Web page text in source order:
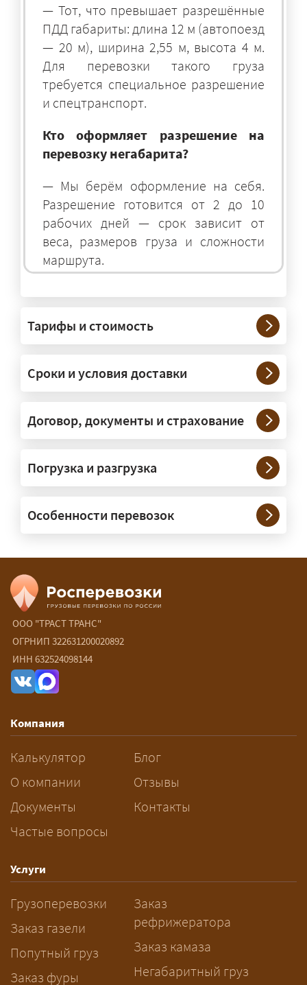
— Тот, что превышает разрешённые
ПДД габариты: длина 12 м (автопоезд
— 20 м), ширина 2,55 м, высота 4 м.
Для перевозки такого груза
требуется специальное разрешение
и спецтранспорт.
Кто оформляет разрешение на
перевозку негабарита?
— Мы берём оформление на себя.
Разрешение готовится от 2 до 10
рабочих дней — срок зависит от
веса, размеров груза и сложности
маршрута.
— На тралах и низкорамниках —
платформах, рассчитанных на
крупногабаритную технику и
конструкции. Транспорт подбираем
под конкретные размеры и вес груза.
сопровождение?
организуем. Потребность в машинах
прикрытия зависит от габаритов
груза и маршрута; это определяется
Сколько стоит перевозка
негабарита?
— От 60 ₽/км. Точная стоимость
рассчитывается индивидуально:
влияют габариты и вес груза,
разрешений и машин
сопровождения.
За сколько дней заказывать
перевозку негабарита?
— Заранее: только оформление
рабочих дней. Оставьте заявку
заблаговременно — логист
рассчитает маршрут и запустит
подготовку документов.
Тарифы и стоимость
Сроки и условия доставки
Договор, документы и страхование
Погрузка и разгрузка
Особенности перевозок
ООО "ТРАСТ ТРАНС"
ОГРНИП 322631200020892
ИНН 632524098144
Компания
Калькулятор
О компании
Документы
Частые вопросы
Блог
Отзывы
Контакты
Услуги
Грузоперевозки
Заказ газели
Попутный груз
Заказ фуры
Заказ
рефрижератора
Заказ камаза
Негабаритный груз